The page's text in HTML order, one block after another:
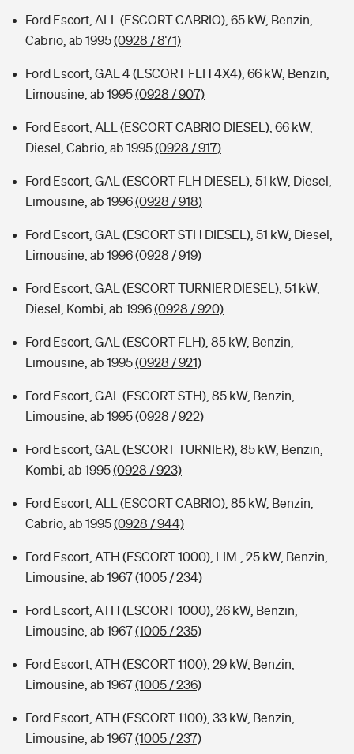
Ford Escort, ALL (ESCORT CABRIO), 65 kW, Benzin,
Cabrio, ab 1995(0928 / 871)
Ford Escort, GAL 4 (ESCORT FLH 4X4), 66 kW, Benzin,
Limousine, ab 1995(0928 / 907)
Ford Escort, ALL (ESCORT CABRIO DIESEL), 66 kW,
Diesel, Cabrio, ab 1995(0928 / 917)
Ford Escort, GAL (ESCORT FLH DIESEL), 51 kW, Diesel,
Limousine, ab 1996(0928 / 918)
Ford Escort, GAL (ESCORT STH DIESEL), 51 kW, Diesel,
Limousine, ab 1996(0928 / 919)
Ford Escort, GAL (ESCORT TURNIER DIESEL), 51 kW,
Diesel, Kombi, ab 1996(0928 / 920)
Ford Escort, GAL (ESCORT FLH), 85 kW, Benzin,
Limousine, ab 1995(0928 / 921)
Ford Escort, GAL (ESCORT STH), 85 kW, Benzin,
Limousine, ab 1995(0928 / 922)
Ford Escort, GAL (ESCORT TURNIER), 85 kW, Benzin,
Kombi, ab 1995(0928 / 923)
Ford Escort, ALL (ESCORT CABRIO), 85 kW, Benzin,
Cabrio, ab 1995(0928 / 944)
Ford Escort, ATH (ESCORT 1000), LIM., 25 kW, Benzin,
Limousine, ab 1967(1005 / 234)
Ford Escort, ATH (ESCORT 1000), 26 kW, Benzin,
Limousine, ab 1967(1005 / 235)
Ford Escort, ATH (ESCORT 1100), 29 kW, Benzin,
Limousine, ab 1967(1005 / 236)
Ford Escort, ATH (ESCORT 1100), 33 kW, Benzin,
Limousine, ab 1967(1005 / 237)